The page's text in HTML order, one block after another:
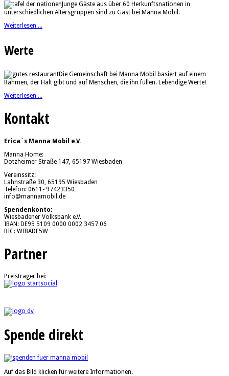
Junge Gäste aus über 60 Herkunftsnationen in
unterschiedlichen Altersgruppen sind zu Gast bei Manna Mobil.
Weiterlesen ...
Werte
Die Gemeinschaft bei Manna Mobil basiert auf einem
Rahmen, der Halt gibt und auf Menschen, die ihn füllen. Lebendige Werte!
Weiterlesen ...
Kontakt
Erica´s Manna Mobil e.V.
Manna Home:
Dotzheimer Straße 147, 65197 Wiesbaden
Vereinssitz:
Lahnstraße 30, 65195 Wiesbaden
Telefon: 0611- 97423350
info@mannamobil.de
Spendenkonto:
Wiesbadener Volksbank e.V.
IBAN: DE95 5109 0000 0002 3457 06
BIC: WIBADE5W
Partner
Preisträger bei:
Spende direkt
Auf das Bild klicken für weitere Informationen.